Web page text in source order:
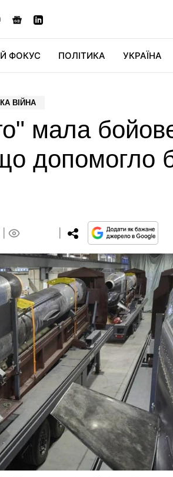
ФОКУС ПОЛІТИКА УКРАЇНА
ВІЙНА
мала